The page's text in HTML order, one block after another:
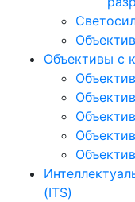
Объективы с
(ITS)